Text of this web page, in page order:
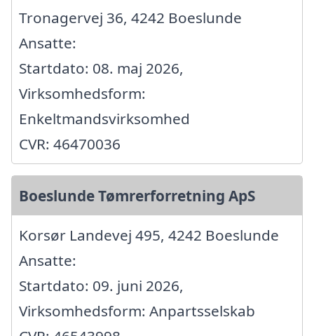
Tronagervej 36, 4242 Boeslunde
Ansatte:
Startdato: 08. maj 2026,
Virksomhedsform:
Enkeltmandsvirksomhed
CVR: 46470036
Boeslunde Tømrerforretning ApS
Korsør Landevej 495, 4242 Boeslunde
Ansatte:
Startdato: 09. juni 2026,
Virksomhedsform: Anpartsselskab